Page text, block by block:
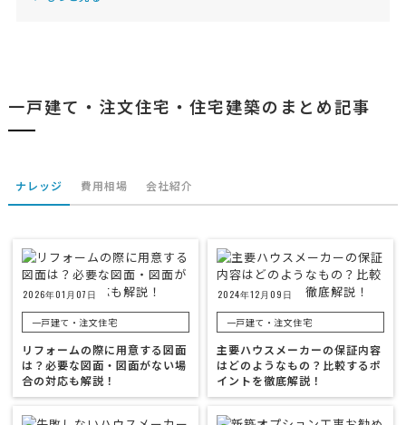
一戸建て・注文住宅・住宅建築のまとめ記事
ナレッジ 費用相場 会社紹介
2026年01月07日
一戸建て・注文住宅
リフォームの際に用意する図面
は？必要な図面・図面がない場
合の対応も解説！
2024年12月09日
一戸建て・注文住宅
主要ハウスメーカーの保証内容
はどのようなもの？比較するポ
イントを徹底解説！